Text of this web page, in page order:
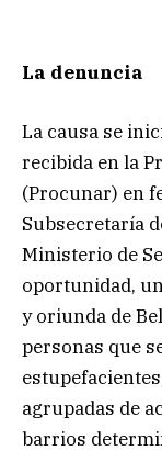
La denuncia
La causa se
recibida en la
(Procunar) en
Subsecretaría
Ministerio de
oportunidad,
y oriunda de
personas que
agrupadas de
barrios